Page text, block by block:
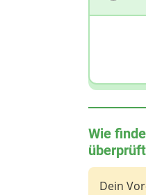
Wie
Dein